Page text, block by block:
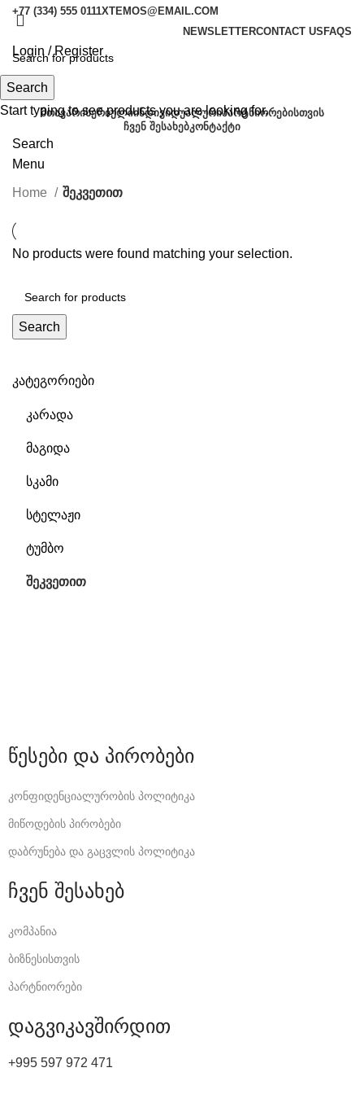
+77 (334) 555 0111XTEMOS@EMAIL.COM
NEWSLETTERCONTACT US FAQS
Login / Register
Subscribe us
ᲛᲗᲐᲕᲐᲠᲘᲡᲔᲠᲘᲣᲚᲘᲘᲜᲓᲘᲕᲘᲓᲣᲐᲚᲣᲠᲘᲞᲐᲠᲢᲜᲘᲝᲠᲔᲑᲘᲡᲗᲕᲘᲡ
ᲩᲕᲔᲜ ᲨᲔᲡᲐᲮᲔᲑᲙᲝᲜᲢᲐᲥᲢᲘ
Search
Menu
კატეგორიები
კარადა
მაგიდა
სკამი
სტელაჟი
ტუმბო
შეკვეთით
Home შეკვეთით
No products were found matching your selection.
Search
წესები და პირობები
კონფიდენციალურობის პოლიტიკა
მიწოდების პირობები
დაბრუნება და გაცვლის პოლიტიკა
ჩვენ შესახებ
კომპანია
ბიზნესისთვის
პარტნიორები
დაგვიკავშირდით
+995 597 972 471
Search
Start typing to see products you are looking for.